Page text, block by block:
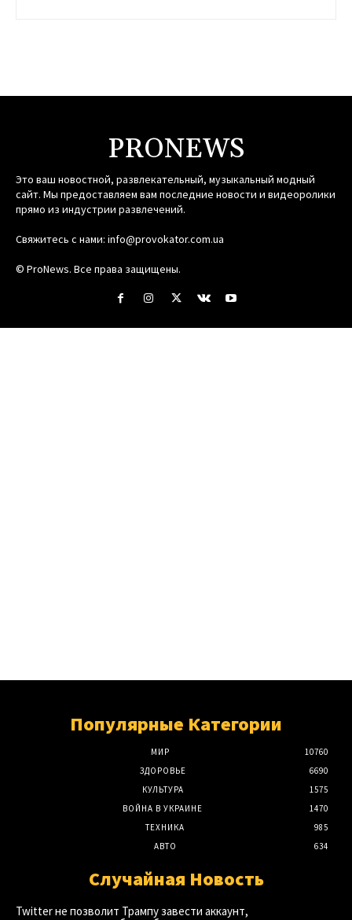
PRONEWS
Это ваш новостной, развлекательный, музыкальный модный
сайт. Мы предоставляем вам последние новости и видеоролики
прямо из индустрии развлечений.
Свяжитесь с нами: info@provokator.com.ua
© ProNews. Все права защищены.
Популярные Категории
МИР
10760
ЗДОРОВЬЕ
6690
КУЛЬТУРА
1575
ВОЙНА В УКРАИНЕ
1470
ТЕХНИКА
985
АВТО
634
Случайная Новость
Twitter не позволит Трампу завести аккаунт,